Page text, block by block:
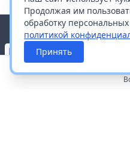
Продолжая им
обработку
политикой
Принять